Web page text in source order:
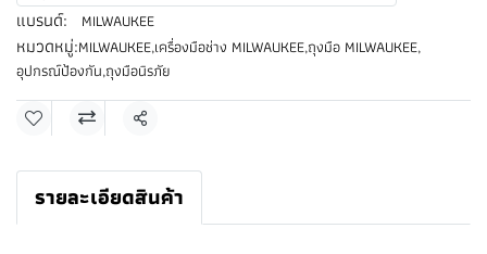
แบรนด์: MILWAUKEE
หมวดหมู่:MILWAUKEE,เครื่องมือช่าง MILWAUKEE,ถุงมือ MILWAUKEE,
อุปกรณ์ป้องกัน,ถุงมือนิรภัย
แชร์
รายละเอียดสินค้า